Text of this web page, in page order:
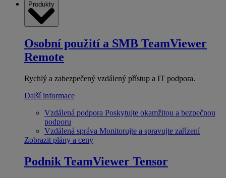
Produkty
Osobní použití a SMB TeamViewer
Remote
Rychlý a zabezpečený vzdálený přístup a IT podpora.
Další informace
Vzdálená podpora Poskytujte okamžitou a bezpečnou
podporu
Vzdálená správa Monitorujte a spravujte zařízení
Zobrazit plány a ceny
Podnik TeamViewer Tensor